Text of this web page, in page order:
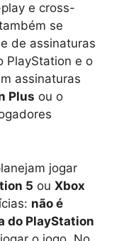
e cross-
se
de assinaturas
PlayStation e o
assinaturas
Plus ou o
jogar
5 ou Xbox
não é
do PlayStation